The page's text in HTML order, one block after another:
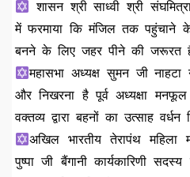
शासन श्री साध्वी श्री
में फरमाया कि मंजिल तक
बनने के लिए जहर पीने की जरूरत
महासभा अध्यक्ष सुमन जी
और निखरना है पूर्व अध्यक्षा
वक्तव्य द्वारा बहनों का उत्साह वर्धन
अखिल भारतीय तेरापंथ
पुष्पा जी बैंगानी कार्यकारिणी